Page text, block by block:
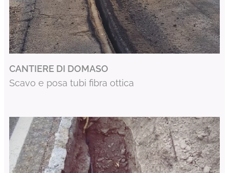
CANTIERE DI DOMASO
Scavo e posa tubi fibra ottica